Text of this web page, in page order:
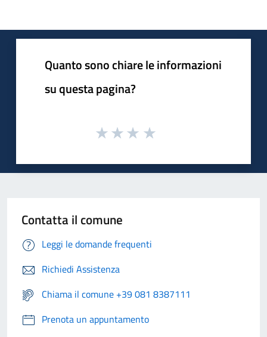
Quanto sono chiare le informazioni
su questa pagina?
Contatta il comune
Leggi le domande frequenti
Richiedi Assistenza
Chiama il comune +39 081 8387111
Prenota un appuntamento